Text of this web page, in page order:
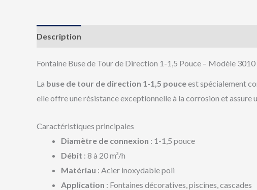
Description
Fontaine Buse de Tour de Direction 1-1,5 Pouce – Modèle 3010
La buse de tour de direction 1-1,5 pouceest spécialement
elle offre une résistance exceptionnelle à la corrosion et assure
Caractéristiques principales
Diamètre de connexion : 1-1,5 pouce
Débit : 8 à 20 m³/h
Matériau : Acier inoxydable poli
Application : Fontaines décoratives, piscines, cascades